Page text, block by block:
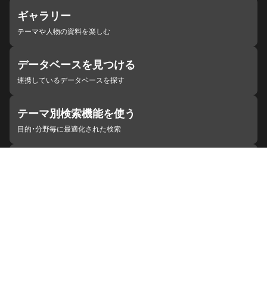
ギャラリー
テーマや人物の資料を楽しむ
データベースを見つける
連携しているデータベースを探す
テーマ別検索機能を使う
目的・分野毎に最適化された検索